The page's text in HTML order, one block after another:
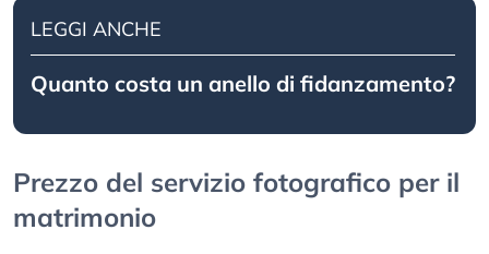
LEGGI ANCHE
Quanto costa un anello di fidanzamento?
Prezzo del servizio fotografico per il
matrimonio